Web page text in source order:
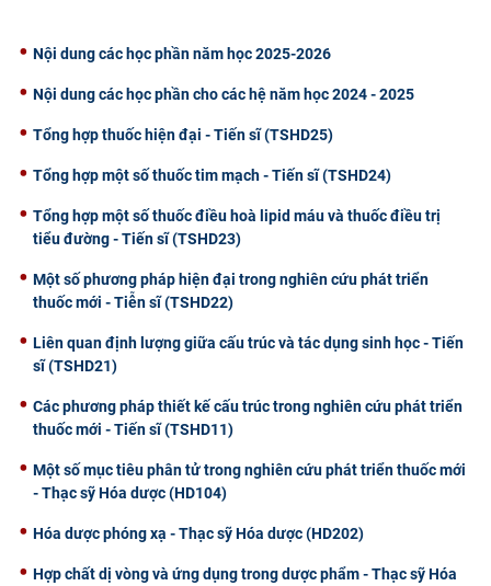
Nội dung các học phần năm học 2025-2026
Nội dung các học phần cho các hệ năm học 2024 - 2025
Tổng hợp thuốc hiện đại - Tiến sĩ (TSHD25)
Tổng hợp một số thuốc tim mạch - Tiến sĩ (TSHD24)
Tổng hợp một số thuốc điều hoà lipid máu và thuốc điều trị
tiểu đường - Tiến sĩ (TSHD23)
Một số phương pháp hiện đại trong nghiên cứu phát triển
thuốc mới - Tiễn sĩ (TSHD22)
Liên quan định lượng giữa cấu trúc và tác dụng sinh học - Tiến
sĩ (TSHD21)
Các phương pháp thiết kế cấu trúc trong nghiên cứu phát triển
thuốc mới - Tiến sĩ (TSHD11)
Một số mục tiêu phân tử trong nghiên cứu phát triển thuốc mới
- Thạc sỹ Hóa dược (HD104)
Hóa dược phóng xạ - Thạc sỹ Hóa dược (HD202)
Hợp chất dị vòng và ứng dụng trong dược phẩm - Thạc sỹ Hóa